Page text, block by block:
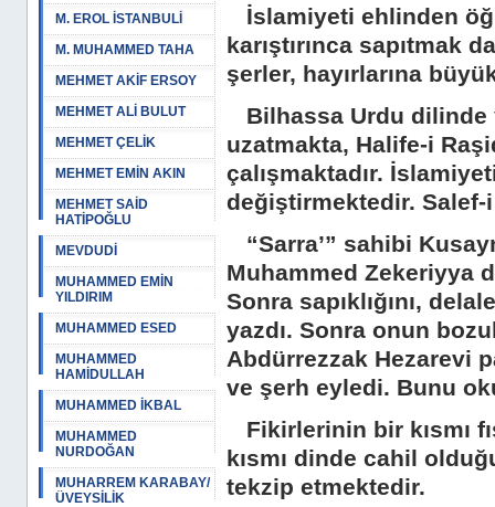
M. EROL İSTANBULİ
M. MUHAMMED TAHA
MEHMET AKİF ERSOY
MEHMET ALİ BULUT
MEHMET ÇELİK
MEHMET EMİN AKIN
MEHMET SAİD
HATİPOĞLU
MEVDUDİ
MUHAMMED EMİN
YILDIRIM
MUHAMMED ESED
MUHAMMED
HAMİDULLAH
MUHAMMED İKBAL
MUHAMMED
NURDOĞAN
MUHARREM KARABAY/
ÜVEYSİLİK
İslamiyeti ehlinden
karıştırınca sapıtmak
şerler, hayırlarına
Bilhassa Urdu dilinde
uzatmakta, Halife-i
çalışmaktadır.
değiştirmektedir.
“Sarra’” sahibi
Muhammed Zekeriyya
Sonra sapıklığını,
yazdı. Sonra onun
Abdürrezzak Hezarevi
ve şerh eyledi. Bunu
Fikirlerinin bir kısmı
kısmı dinde cahil
tekzip etmektedir.